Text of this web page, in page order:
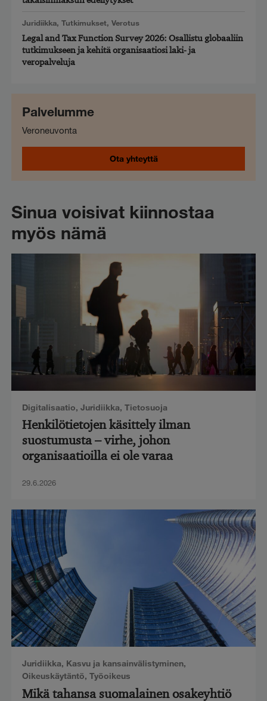
Juridiikka, Tutkimukset, Verotus
Legal and Tax Function Survey 2026: Osallistu globaaliin
tutkimukseen ja kehitä organisaatiosi laki- ja
veropalveluja
Palvelumme
Veroneuvonta
Ota yhteyttä
Sinua voisivat kiinnostaa
myös nämä
Digitalisaatio, Juridiikka, Tietosuoja
Henkilötietojen käsittely ilman
suostumusta – virhe, johon
organisaatioilla ei ole varaa
29.6.2026
Juridiikka, Kasvu ja kansainvälistyminen,
Oikeuskäytäntö, Työoikeus
Mikä tahansa suomalainen osakeyhtiö